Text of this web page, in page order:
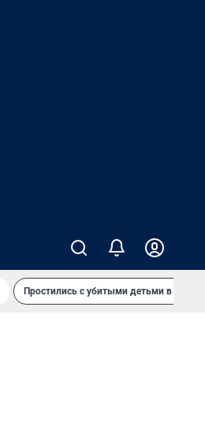
Простились с убитыми детьми в